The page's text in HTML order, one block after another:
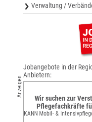
Verwaltung /
Anzeigen
Jobangebote in der
Anbietern:
Wir suchen zur
Pflegefachkräfte